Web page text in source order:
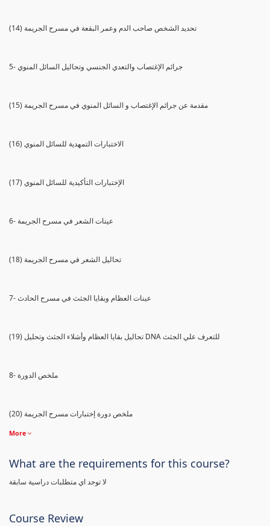
(14) تحديد الشخص صاحب الدم وعمر البقعة في مسرح الجريمة
5- جرائم الإغتصاب والتعدي الجنسي وتحاليل السائل المنوي
(15) مقدمة عن جرائم الإغتصاب و السائل المنوي في مسرح الجريمة
(16) الاختبارات التمهدية للسائل المنوي
(17) الإختبارات التأكيدية للسائل المنوي
6- عينات الشعر في مسرح الجريمة
(18) تحاليل الشعر في مسرح الجريمة
7- عينات العظام وبقايا الجثث في مسرح الحادث
(19) تحاليل بقايا العظام وأشلاء الجثث وتحليل DNA للتعرف علي الجثث
8- ملخص الدورة
(20) ملخص دورة إختبارات مسرح الجريمة
More
What are the requirements for this course?
لا توجد اي متطلبات دراسية سابقة
Course Review